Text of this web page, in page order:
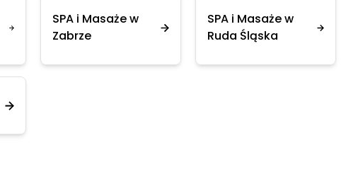
SPA i Masaże w
Zabrze
SPA i Masaże w
Ruda Śląska